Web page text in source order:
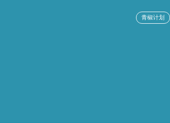
青椒计划